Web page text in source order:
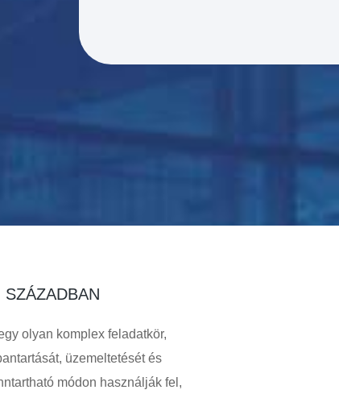
olyan komplex feladatkör,
üzemeltetését és
módon használják fel,